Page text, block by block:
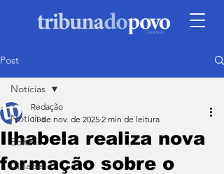
Post
Notícias
Edital
Cidade
Notícias
Ilhabela realiza nova
formação sobre o
Redação
11 de nov. de 2025 2 min de leitura